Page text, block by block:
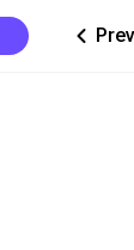
ic_arrow_left